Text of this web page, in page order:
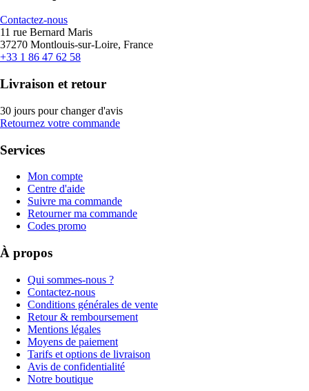
Contactez-nous
11 rue Bernard Maris
37270 Montlouis-sur-Loire, France
+33 1 86 47 62 58
Livraison et retour
30 jours pour changer d'avis
Retournez votre commande
Services
Mon compte
Centre d'aide
Suivre ma commande
Retourner ma commande
Codes promo
À propos
Qui sommes-nous ?
Contactez-nous
Conditions générales de vente
Retour & remboursement
Mentions légales
Moyens de paiement
Tarifs et options de livraison
Avis de confidentialité
Notre boutique